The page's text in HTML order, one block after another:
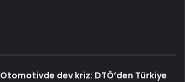
Otomotivde dev kriz: DTÖ’den Türkiye